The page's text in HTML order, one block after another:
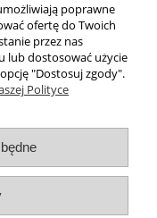
poprawne
ofertę do Twoich
przez nas
lub dostosować użycie
"Dostosuj zgody".
Polityce